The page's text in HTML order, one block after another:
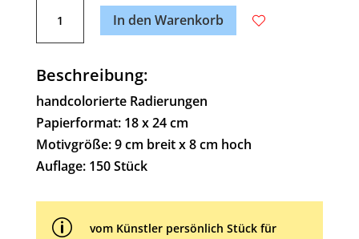
Menge
In den Warenkorb
r
n
a
t
i
e
Beschreibung:
handcolorierte Radierungen
Papierformat: 18 x 24 cm
Motivgröße: 9 cm breit x 8 cm hoch
Auflage: 150 Stück
p
vom Künstler persönlich Stück für